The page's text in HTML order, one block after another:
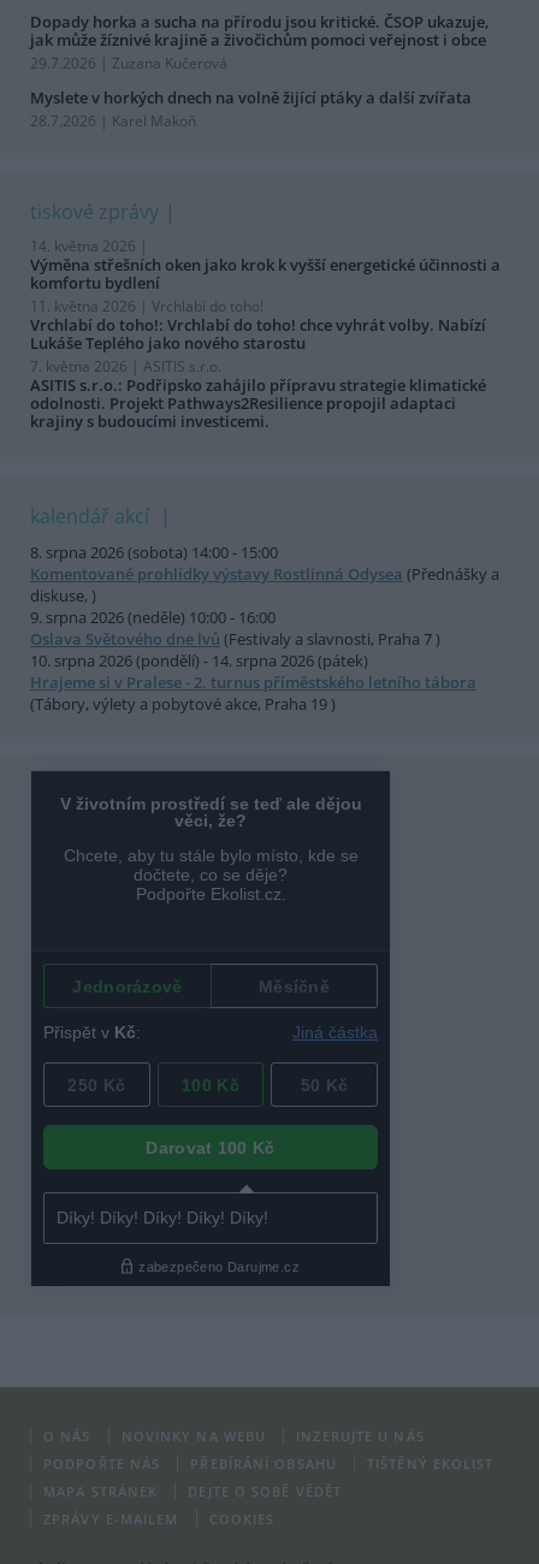
Dopady horka a sucha na přírodu jsou kritické. ČSOP ukazuje,
jak může žíznivé krajině a živočichům pomoci veřejnost i obce
29.7.2026 | Zuzana Kučerová
Myslete v horkých dnech na volně žijící ptáky a další zvířata
28.7.2026 | Karel Makoň
tiskové zprávy
14. května 2026 |
Výměna střešních oken jako krok k vyšší energetické účinnosti a
komfortu bydlení
11. května 2026 | Vrchlabí do toho!
Vrchlabí do toho!: Vrchlabí do toho! chce vyhrát volby. Nabízí
Lukáše Teplého jako nového starostu
7. května 2026 | ASITIS s.r.o.
ASITIS s.r.o.: Podřipsko zahájilo přípravu strategie klimatické
odolnosti. Projekt Pathways2Resilience propojil adaptaci
krajiny s budoucími investicemi.
kalendář akcí
8. srpna 2026 (sobota) 14:00 - 15:00
Komentované prohlídky výstavy Rostlinná Odysea (Přednášky a
diskuse, )
9. srpna 2026 (neděle) 10:00 - 16:00
Oslava Světového dne lvů (Festivaly a slavnosti, Praha 7 )
10. srpna 2026 (pondělí) - 14. srpna 2026 (pátek)
Hrajeme si v Pralese - 2. turnus příměstského letního tábora
(Tábory, výlety a pobytové akce, Praha 19 )
O NÁS NOVINKY NA WEBU
INZERUJTE U NÁS
PODPOŘTE NÁS
PŘEBÍRÁNÍ OBSAHU
TIŠTĚNÝ EKOLIST
MAPA STRÁNEK
DEJTE O SOBĚ VĚDĚT
ZPRÁVY E-MAILEM
COOKIES